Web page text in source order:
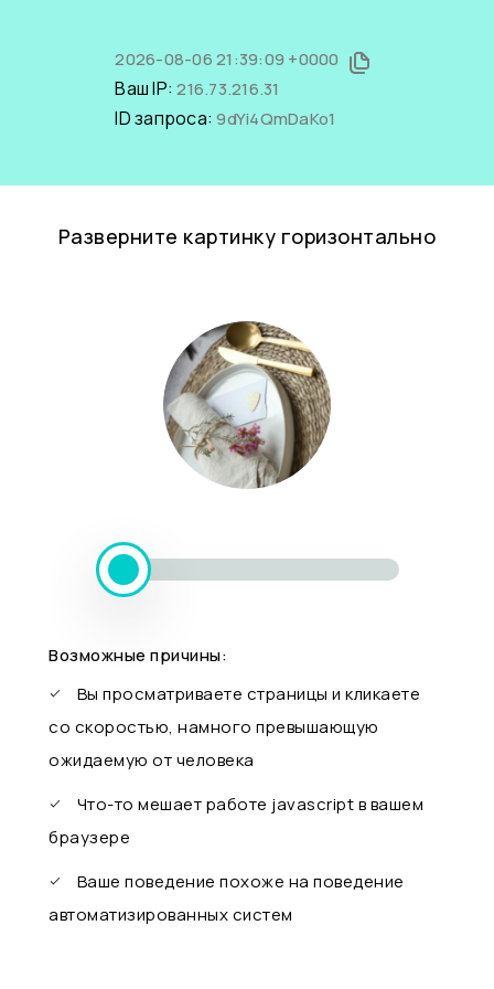
2026-08-06 21:39:09 +0000
Ваш IP:216.73.216.31
ID запроса:9dYi4QmDaKo1
Разверните картинку горизонтально
Возможные причины:
Вы просматриваете страницы и кликаете
со скоростью, намного превышающую
ожидаемую от человека
Что-то мешает работе javascript в вашем
браузере
Ваше поведение похоже на поведение
автоматизированных систем